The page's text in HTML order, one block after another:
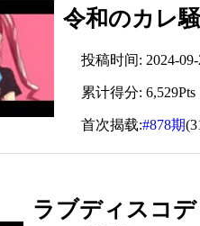
令和のカレ
投稿时间: 2024-09-
累计得分: 6,529Pts
首次揭载:#878期
ラブディスコ